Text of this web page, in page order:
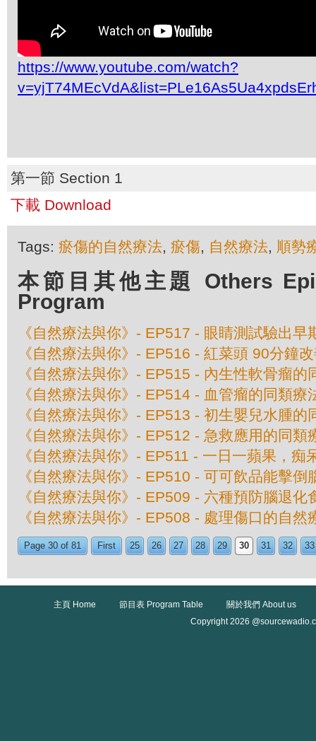
https://www.youtube.com/watch?
第一節 Section 1
下載 Download
Tags: 瘀傷的自然療法, 瘀傷, 自然療法, 順勢
本節目其他主題 Others
Program
《自然療法與你》- EP517 - 眼睛測試驗出早
《自然療法與你》- EP516 - 紅菜頭 90分鐘
《自然療法與你》- EP515 - 內生性軟骨瘤的
《自然療法與你》- EP514 - 血管瘤的同類療
《自然療法與你》- EP513 - 初生嬰兒水腫的
《自然療法與你》- EP512 - 急救應用的同類
《自然療法與你》- EP511 - 一日一蘋果，痴
《自然療法與你》- EP510 - 可可飲品能擊倒
《自然療法與你》- EP509 - 六種預防腦退化
《自然療法與你》- EP508 - 處理傷口的自然
Page 30 of 81 First 25 26 27 28 29 30 31 32 33
主頁 Home 節目表 Program Table
關於我們 About us
Copyright 2026